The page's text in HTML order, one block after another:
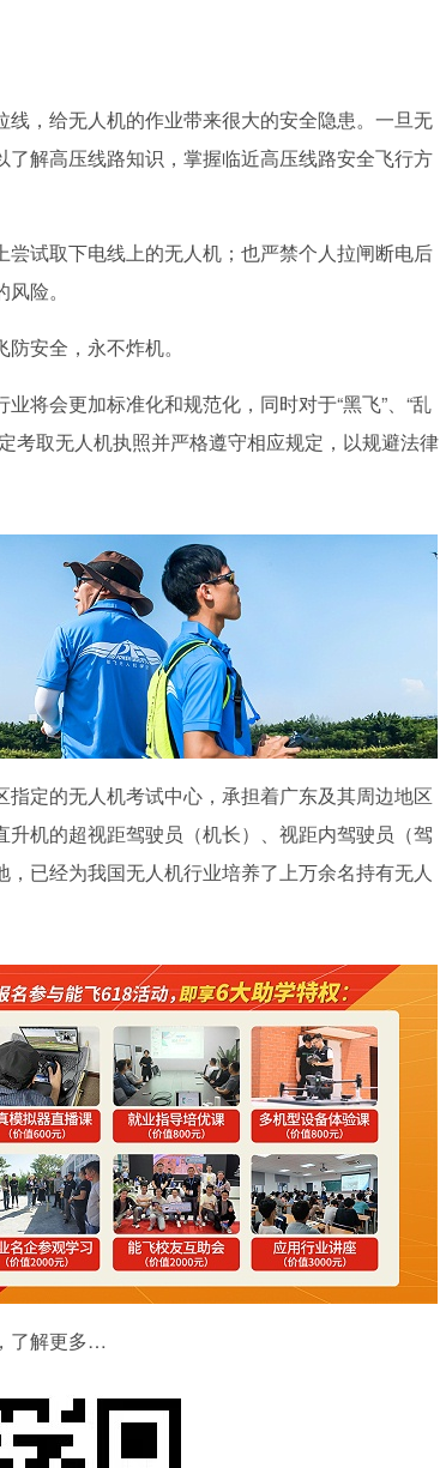
，给无人机的作业带来很大的安全隐患。一旦无
解高压线路知识，掌握临近高压线路安全飞行方
试取下电线上的无人机；也严禁个人拉闸断电后
险。
安全，永不炸机。
将会更加标准化和规范化，同时对于“黑飞”、“乱
考取无人机执照并严格遵守相应规定，以规避法律
定的无人机考试中心，承担着广东及其周边地区
机的超视距驾驶员（机长）、视距内驾驶员（驾
已经为我国无人机行业培养了上万余名持有无人
了解更多…